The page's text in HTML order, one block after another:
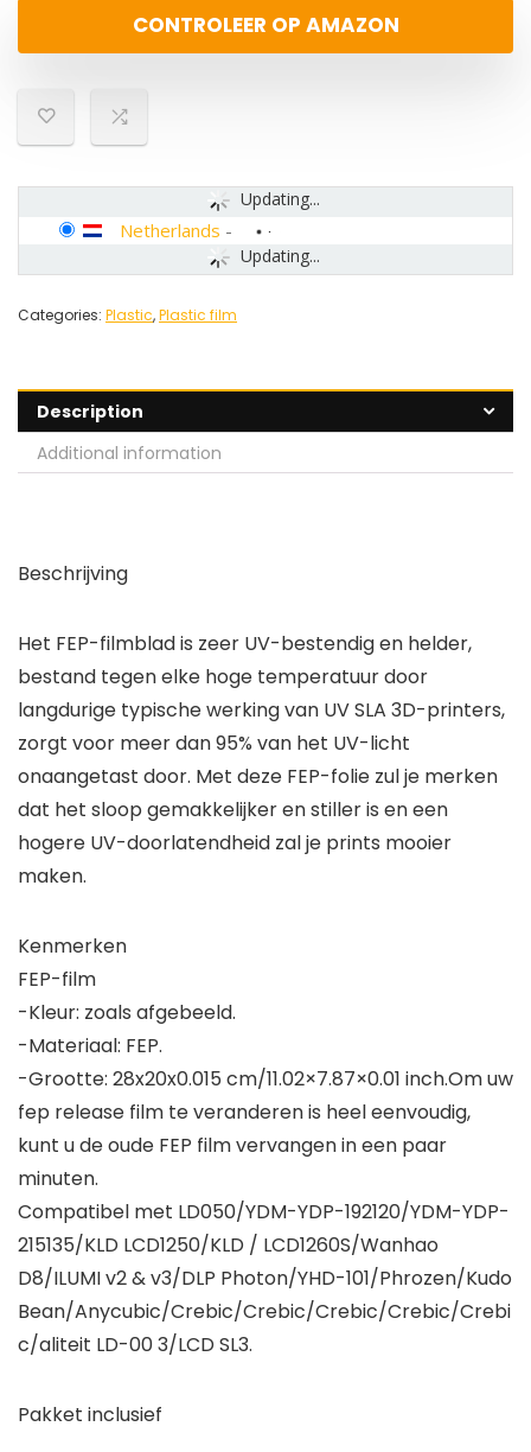
CONTROLEER OP AMAZON
Updating...
Updating...
Netherlands -
Categories: Plastic,Plastic film
Description
Additional information
Beschrijving
Het FEP-filmblad is zeer UV-bestendig en helder,
bestand tegen elke hoge temperatuur door
langdurige typische werking van UV SLA 3D-printers,
zorgt voor meer dan 95% van het UV-licht
onaangetast door. Met deze FEP-folie zul je merken
dat het sloop gemakkelijker en stiller is en een
hogere UV-doorlatendheid zal je prints mooier
maken.
Kenmerken
FEP-film
-Kleur: zoals afgebeeld.
-Materiaal: FEP.
-Grootte: 28x20x0.015 cm/11.02×7.87×0.01 inch.Om uw
fep release film te veranderen is heel eenvoudig,
kunt u de oude FEP film vervangen in een paar
minuten.
Compatibel met LD050/YDM-YDP-192120/YDM-YDP-
215135/KLD LCD1250/KLD / LCD1260S/Wanhao
D8/ILUMI v2 & v3/DLP Photon/YHD-101/Phrozen/Kudo
Bean/Anycubic/Crebic/Crebic/Crebic/Crebic/Crebi
c/aliteit LD-00 3/LCD SL3.
Pakket inclusief